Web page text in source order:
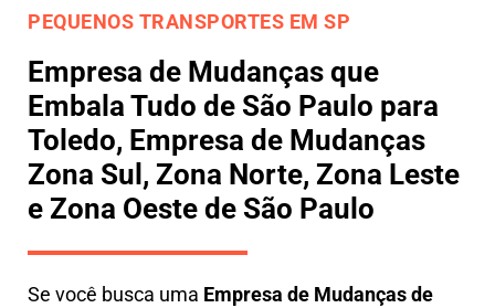
PEQUENOS TRANSPORTES EM SP
Empresa de Mudanças que
Embala Tudo de São Paulo para
Toledo, Empresa de Mudanças
Zona Sul, Zona Norte, Zona Leste
e Zona Oeste de São Paulo
Se você busca uma Empresa de Mudanças de